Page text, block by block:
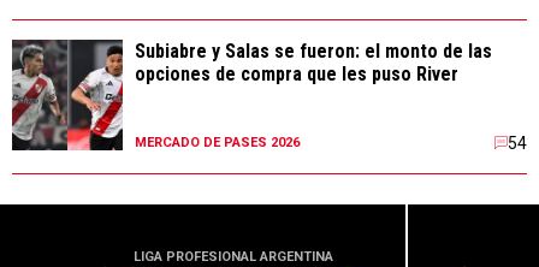
Subiabre y Salas se fueron: el monto de las
opciones de compra que les puso River
MERCADO DE PASES 2026 54
LIGA PROFESIONAL ARGENTINA